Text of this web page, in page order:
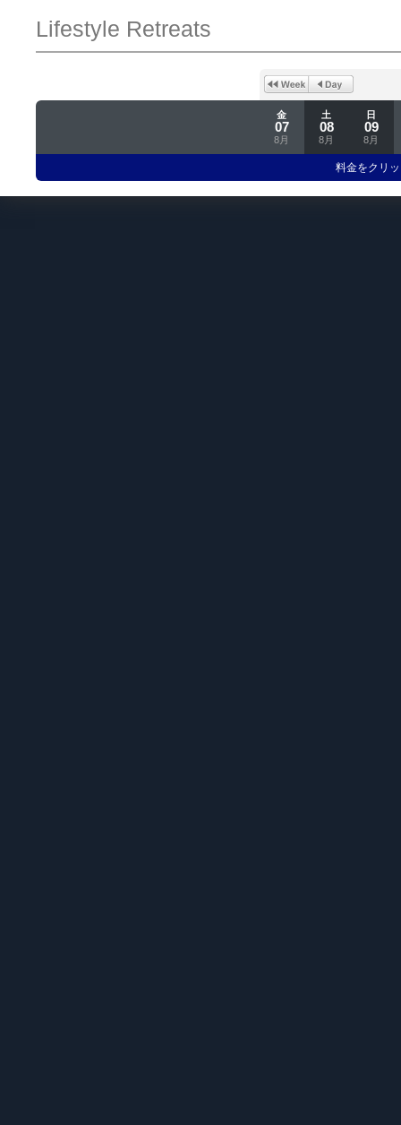
Lifestyle Retreats
金
07
8月
土
08
8月
日
09
8月
料金をクリ